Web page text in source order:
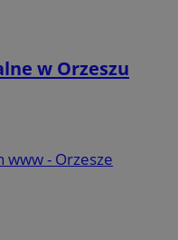
w Orzeszu
www - Orzesze